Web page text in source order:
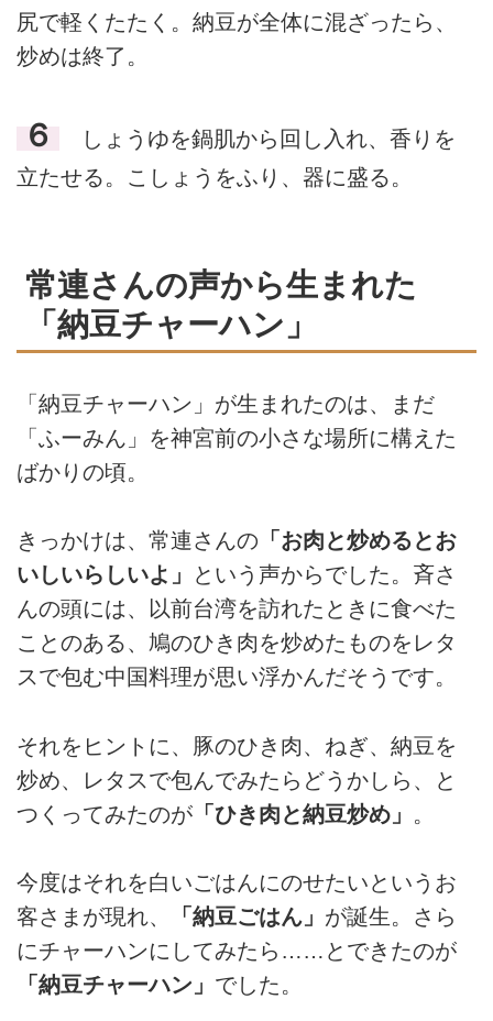
尻で軽くたたく。納豆が全体に混ざったら、
炒めは終了。
６
しょうゆを鍋肌から回し入れ、香りを
立たせる。こしょうをふり、器に盛る。
常連さんの声から生まれた
「納豆チャーハン」
「納豆チャーハン」が生まれたのは、まだ
「ふーみん」を神宮前の小さな場所に構えた
ばかりの頃。
きっかけは、常連さんの 「お肉と炒めるとお
いしいらしいよ」
という声からでした。斉さ
んの頭には、以前台湾を訪れたときに食べた
ことのある、鳩のひき肉を炒めたものをレタ
スで包む中国料理が思い浮かんだそうです。
それをヒントに、豚のひき肉、ねぎ、納豆を
炒め、レタスで包んでみたらどうかしら、と
つくってみたのが 「ひき肉と納豆炒め」 。
今度はそれを白いごはんにのせたいというお
客さまが現れ、
「納豆ごはん」 が誕生。さら
にチャーハンにしてみたら……とできたのが
「納豆チャーハン」 でした。